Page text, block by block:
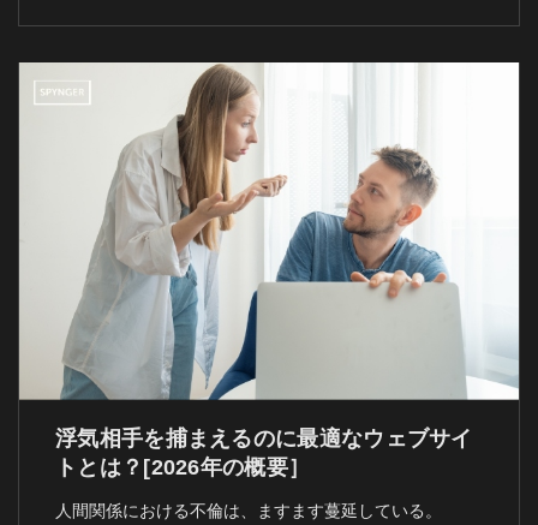
浮気相手を捕まえるのに最適なウェブサイ
トとは？[2026年の概要］
人間関係における不倫は、ますます蔓延している。